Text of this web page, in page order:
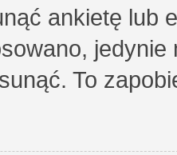
ankietę lub
To